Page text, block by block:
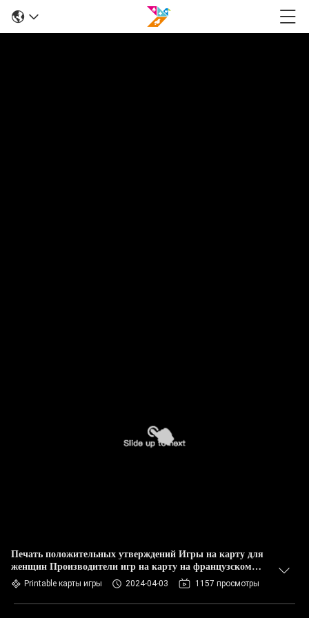
Печать положительных утверждений Игры на карту для
женщин Производители игр на карту на французском
языке с коробкой
Printable карты игры 2024-04-03 1157 просмотры